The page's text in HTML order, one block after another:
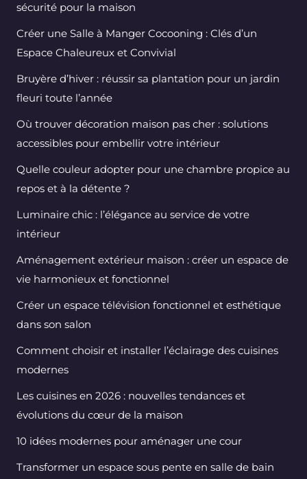
sécurité pour la maison
Créer une Salle à Manger Cocooning : Clés d’un
Espace Chaleureux et Convivial
Bruyère d’hiver : réussir sa plantation pour un jardin
fleuri toute l’année
Où trouver décoration maison pas cher : solutions
accessibles pour embellir votre intérieur
Quelle couleur adopter pour une chambre propice au
repos et à la détente ?
Luminaire chic : l’élégance au service de votre
intérieur
Aménagement extérieur maison : créer un espace de
vie harmonieux et fonctionnel
Créer un espace télévision fonctionnel et esthétique
dans son salon
Comment choisir et installer l’éclairage des cuisines
modernes
Les cuisines en 2026 : nouvelles tendances et
évolutions du cœur de la maison
10 idées modernes pour aménager une cour
Transformer un espace sous pente en salle de bain